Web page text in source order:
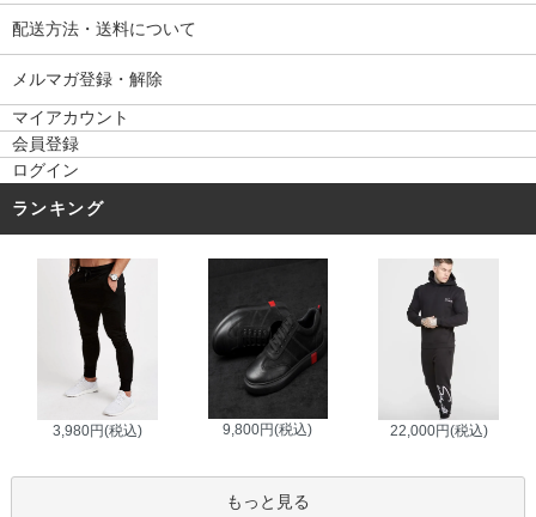
配送方法・送料について
メルマガ登録・解除
マイアカウント
会員登録
ログイン
ランキング
3,980円(税込) 9,800円(税込) 22,000円(税込)
もっと見る